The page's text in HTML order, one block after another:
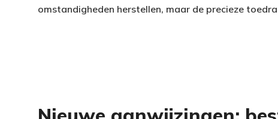
omstandigheden herstellen, maar de precieze